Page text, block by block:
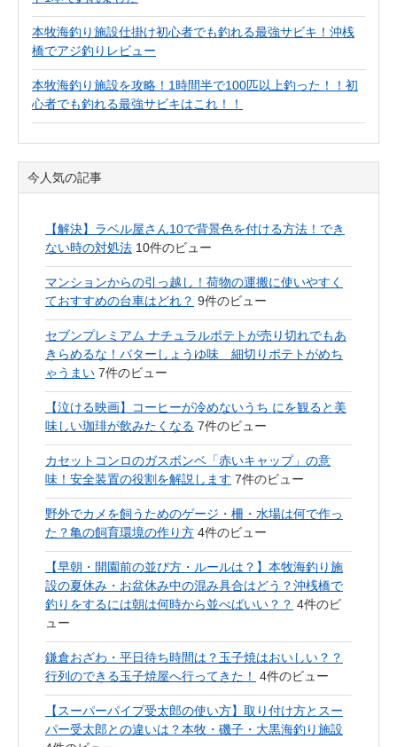
本牧海釣り施設仕掛け初心者でも釣れる最強サビキ！沖桟
橋でアジ釣りレビュー
本牧海釣り施設を攻略！1時間半で100匹以上釣った！！初
心者でも釣れる最強サビキはこれ！！
今人気の記事
【解決】ラベル屋さん10で背景色を付ける方法！でき
ない時の対処法 10件のビュー
マンションからの引っ越し！荷物の運搬に使いやすく
ておすすめの台車はどれ？ 9件のビュー
セブンプレミアム ナチュラルポテトが売り切れでもあ
きらめるな！バターしょうゆ味 細切りポテトがめち
ゃうまい 7件のビュー
【泣ける映画】コーヒーが冷めないうち にを観ると美
味しい珈琲が飲みたくなる 7件のビュー
カセットコンロのガスボンベ「赤いキャップ」の意
味！安全装置の役割を解説します 7件のビュー
野外でカメを飼うためのゲージ・柵・水場は何で作っ
た？亀の飼育環境の作り方 4件のビュー
【早朝・開園前の並び方・ルールは？】本牧海釣り施
設の夏休み・お盆休み中の混み具合はどう？沖桟橋で
釣りをするには朝は何時から並べばいい？？ 4件のビ
ュー
鎌倉おざわ・平日待ち時間は？玉子焼はおいしい？？
行列のできる玉子焼屋へ行ってきた！
4件のビュー
【スーパーパイプ受太郎の使い方】取り付け方とスー
パー受太郎との違いは？本牧・磯子・大黒海釣り施設